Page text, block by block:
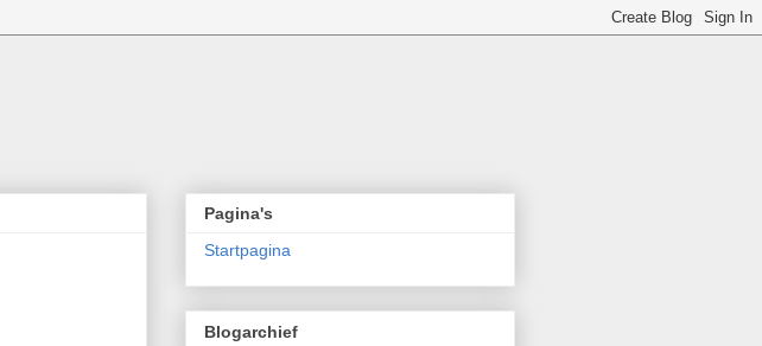
Pagina's
Startpagina
Blogarchief